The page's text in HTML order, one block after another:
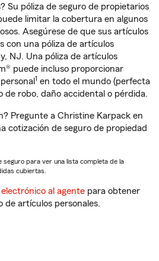
Su póliza de seguro de propietarios
limitar la cobertura en algunos
Asegúrese de que sus artículos
con una póliza de artículos
NJ. Una póliza de artículos
puede incluso proporcionar
1 en todo el mundo (perfecta
de robo, daño accidental o pérdida.
Pregunte a Christine Karpack en
cotización de seguro de propiedad
seguro para ver una lista completa de la
cubiertas.
al agente para obtener
de artículos personales.